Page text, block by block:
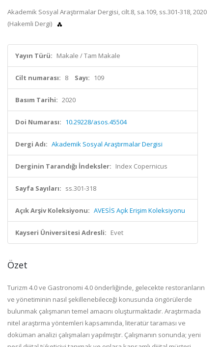
Akademik Sosyal Araştırmalar Dergisi, cilt.8, sa.109, ss.301-318, 2020
(Hakemli Dergi)
Yayın Türü: Makale / Tam Makale
Cilt numarası: 8 Sayı: 109
Basım Tarihi: 2020
Doi Numarası: 10.29228/asos.45504
Dergi Adı: Akademik Sosyal Araştırmalar Dergisi
Derginin Tarandığı İndeksler: Index Copernicus
Sayfa Sayıları: ss.301-318
Açık Arşiv Koleksiyonu: AVESİS Açık Erişim Koleksiyonu
Kayseri Üniversitesi Adresli: Evet
Özet
Turizm 4.0 ve Gastronomi 4.0 önderliğinde, gelecekte restoranların
ve yönetiminin nasıl şekillenebileceği konusunda öngörülerde
bulunmak çalışmanın temel amacını oluşturmaktadır. Araştırmada
nitel araştırma yöntemleri kapsamında, literatür taraması ve
doküman analizi çalışmaları yapılmıştır. Çalışmanın sonunda; yeni